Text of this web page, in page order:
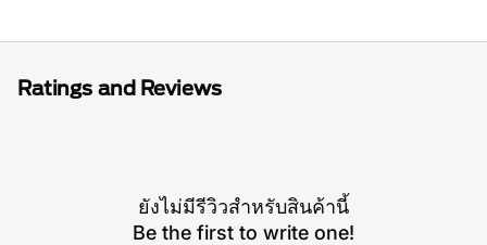
Ratings and Reviews
ยังไม่มีรีวิวสำหรับสินค้านี้
Be the first to write one!